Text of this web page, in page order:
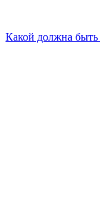
Какой должна быть